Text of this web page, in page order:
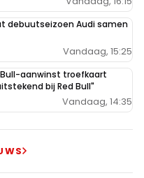
debuutseizoen Audi samen
Vandaag, 15:25
aanwinst troefkaart
bij Red Bull"
Vandaag, 14:35